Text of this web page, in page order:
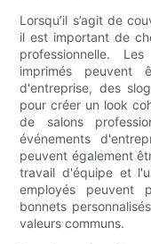
Lorsqu’il s’agit de
il est important de
professionnelle.
imprimés peuvent
d'entreprise, des
pour créer un look
de salons
événements
peuvent également
travail d'équipe et
employés peuvent
bonnets
valeurs communs.